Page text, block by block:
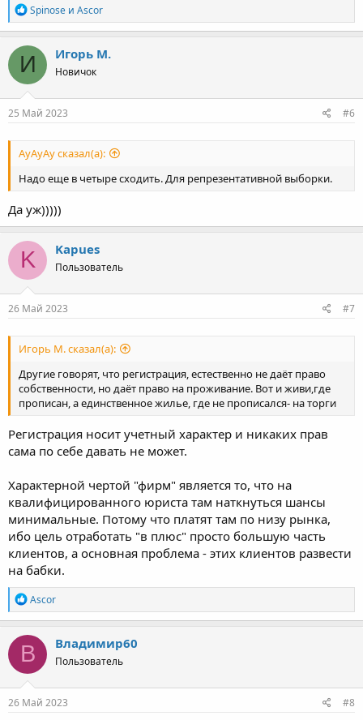
Р
е
а
к
ц
и
и
:
Spinose и Ascor
И Игорь М.
Новичок
25 Май 2023 #6
АуАуАу сказал(а):
Надо еще в четыре сходить. Для репрезентативной выборки.
Да уж)))))
K Kapues
Пользователь
26 Май 2023 #7
Игорь М. сказал(а):
Другие говорят, что регистрация, естественно не даёт право
собственности, но даёт право на проживание. Вот и живи,где
прописан, а единственное жилье, где не прописался- на торги
Регистрация носит учетный характер и никаких прав
сама по себе давать не может.
Характерной чертой "фирм" является то, что на
квалифицированного юриста там наткнуться шансы
минимальные. Потому что платят там по низу рынка,
ибо цель отработать "в плюс" просто большую часть
клиентов, а основная проблема - этих клиентов развести
на бабки.
Р
е
а
к
ц
и
и
:
Ascor
В Владимир60
Пользователь
26 Май 2023 #8